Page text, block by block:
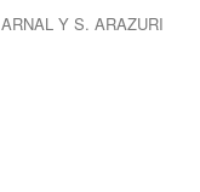
Y S. ARAZURI